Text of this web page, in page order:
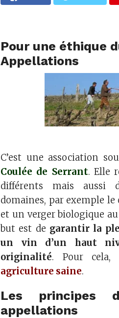
Pour une éthique
Appellations
C’est une association
Coulée de Serrant. Elle
différents mais aussi
domaines, par exemple le
et un verger biologique
but est de garantir la
un vin d’un haut
originalité. Pour cela,
agriculture saine.
Les principes
appellations